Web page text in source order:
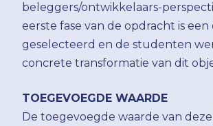
beleggers/ontwikkelaars-
eerste fase van de opdracht is een
geselecteerd en de studenten
concrete transformatie van dit
TOEGEVOEGDE WAARDE
De toegevoegde waarde van